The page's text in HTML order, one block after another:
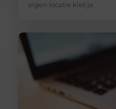
eigen locatie kies je